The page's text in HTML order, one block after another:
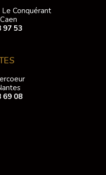
Conquérant
97 53
69 08